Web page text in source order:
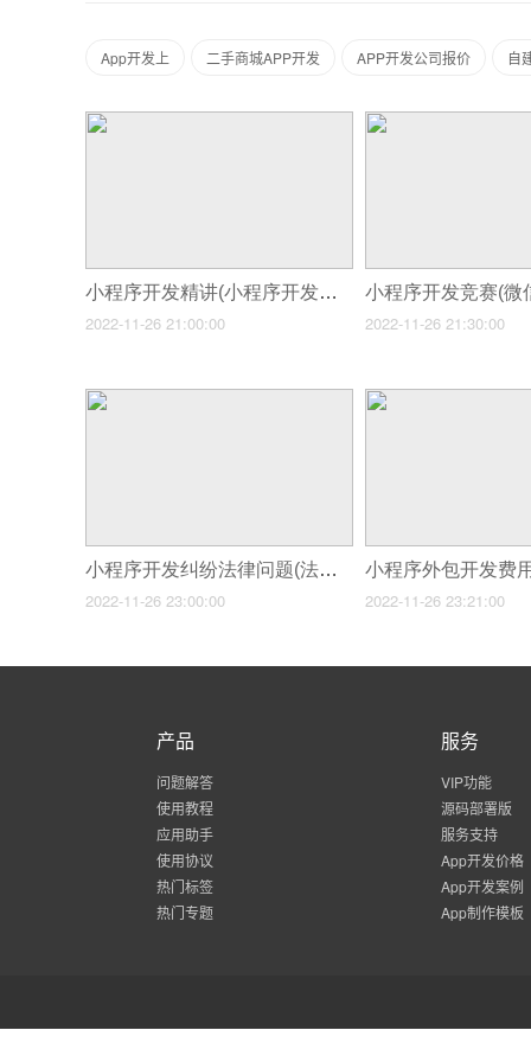
App开发上 二手商城APP开发 APP开发公司报价 自
小程序开发精讲(小程序开发找谁找)
2022-11-26 21:00:00 2022-11-26 21:30:00
小程序开发纠纷法律问题(法律问题咨询小程序开发)
2022-11-26 23:00:00 2022-11-26 23:21:00
产品
问题解答
使用教程
应用助手
使用协议
热门标签
热门专题
服务
VIP功能
源码部署版
服务支持
App开发价格
App开发案例
App制作模板